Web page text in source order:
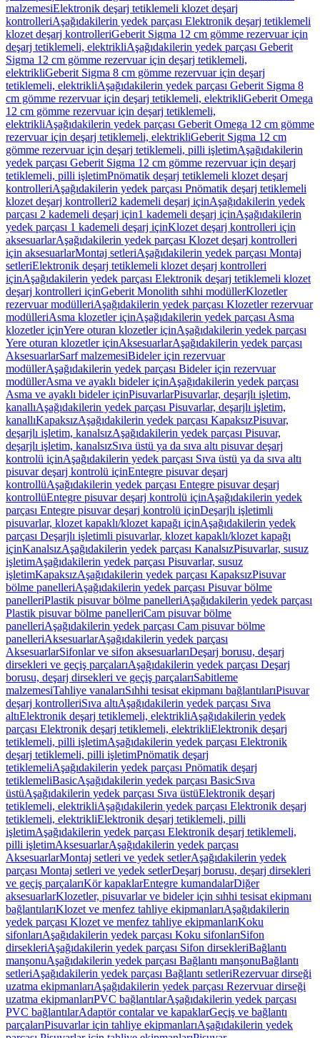
malzemesiElektronik deşarj tetiklemeli klozet deşarj
kontrolleriAşağıdakilerin yedek parçası Elektronik deşarj tetiklemeli
klozet deşarj kontrolleriGeberit Sigma 12 cm gömme rezervuar için
deşarj tetiklemeli, elektrikliAşağıdakilerin yedek parçası Geberit
Sigma 12 cm gömme rezervuar için deşarj tetiklemeli,
elektrikliGeberit Sigma 8 cm gömme rezervuar için deşarj
tetiklemeli, elektrikliAşağıdakilerin yedek parçası Geberit Sigma 8
cm gömme rezervuar için deşarj tetiklemeli, elektrikliGeberit Omega
12 cm gömme rezervuar için deşarj tetiklemeli,
elektrikliAşağıdakilerin yedek parçası Geberit Omega 12 cm gömme
rezervuar için deşarj tetiklemeli, elektrikliGeberit Sigma 12 cm
gömme rezervuar için deşarj tetiklemeli, pilli işletimAşağıdakilerin
yedek parçası Geberit Sigma 12 cm gömme rezervuar için deşarj
tetiklemeli, pilli işletimPnömatik deşarj tetiklemeli klozet deşarj
kontrolleriAşağıdakilerin yedek parçası Pnömatik deşarj tetiklemeli
klozet deşarj kontrolleri2 kademeli deşarj içinAşağıdakilerin yedek
parçası 2 kademeli deşarj için1 kademeli deşarj içinAşağıdakilerin
yedek parçası 1 kademeli deşarj içinKlozet deşarj kontrolleri için
aksesuarlarAşağıdakilerin yedek parçası Klozet deşarj kontrolleri
için aksesuarlarMontaj setleriAşağıdakilerin yedek parçası Montaj
setleriElektronik deşarj tetiklemeli klozet deşarj kontrolleri
içinAşağıdakilerin yedek parçası Elektronik deşarj tetiklemeli klozet
deşarj kontrolleri içinGeberit Monolith sıhhi modüllerKlozetler
rezervuar modülleriAşağıdakilerin yedek parçası Klozetler rezervuar
modülleriAsma klozetler içinAşağıdakilerin yedek parçası Asma
klozetler içinYere oturan klozetler içinAşağıdakilerin yedek parçası
Yere oturan klozetler içinAksesuarlarAşağıdakilerin yedek parçası
AksesuarlarSarf malzemesiBideler için rezervuar
modüllerAşağıdakilerin yedek parçası Bideler için rezervuar
modüllerAsma ve ayaklı bideler içinAşağıdakilerin yedek parçası
Asma ve ayaklı bideler içinPisuvarlarPisuvarlar, deşarjlı işletim,
kanallıAşağıdakilerin yedek parçası Pisuvarlar, deşarjlı işletim,
kanallıKapaksızAşağıdakilerin yedek parçası KapaksızPisuvar,
deşarjlı işletim, kanalsızAşağıdakilerin yedek parçası Pisuvar,
deşarjlı işletim, kanalsızSıva üstü ya da sıva altı pisuvar deşarj
kontrolü içinAşağıdakilerin yedek parçası Sıva üstü ya da sıva altı
pisuvar deşarj kontrolü içinEntegre pisuvar deşarj
kontrollüAşağıdakilerin yedek parçası Entegre pisuvar deşarj
kontrollüEntegre pisuvar deşarj kontrolü içinAşağıdakilerin yedek
parçası Entegre pisuvar deşarj kontrolü içinDeşarjlı işletimli
pisuvarlar, klozet kapaklı/klozet kapağı içinAşağıdakilerin yedek
parçası Deşarjlı işletimli pisuvarlar, klozet kapaklı/klozet kapağı
içinKanalsızAşağıdakilerin yedek parçası KanalsızPisuvarlar, susuz
işletimAşağıdakilerin yedek parçası Pisuvarlar, susuz
işletimKapaksızAşağıdakilerin yedek parçası KapaksızPisuvar
bölme panelleriAşağıdakilerin yedek parçası Pisuvar bölme
panelleriPlastik pisuvar bölme panelleriAşağıdakilerin yedek parçası
Plastik pisuvar bölme panelleriCam pisuvar bölme
panelleriAşağıdakilerin yedek parçası Cam pisuvar bölme
panelleriAksesuarlarAşağıdakilerin yedek parçası
AksesuarlarSifonlar ve sifon aksesuarlarıDeşarj borusu, deşarj
dirsekleri ve geçiş parçalarıAşağıdakilerin yedek parçası Deşarj
borusu, deşarj dirsekleri ve geçiş parçalarıSabitleme
malzemesiTahliye vanalarıSıhhi tesisat ekipmanı bağlantılarıPisuvar
deşarj kontrolleriSıva altıAşağıdakilerin yedek parçası Sıva
altıElektronik deşarj tetiklemeli, elektrikliAşağıdakilerin yedek
parçası Elektronik deşarj tetiklemeli, elektrikliElektronik deşarj
tetiklemeli, pilli işletimAşağıdakilerin yedek parçası Elektronik
deşarj tetiklemeli, pilli işletimPnömatik deşarj
tetiklemeliAşağıdakilerin yedek parçası Pnömatik deşarj
tetiklemeliBasicAşağıdakilerin yedek parçası BasicSıva
üstüAşağıdakilerin yedek parçası Sıva üstüElektronik deşarj
tetiklemeli, elektrikliAşağıdakilerin yedek parçası Elektronik deşarj
tetiklemeli, elektrikliElektronik deşarj tetiklemeli, pilli
işletimAşağıdakilerin yedek parçası Elektronik deşarj tetiklemeli,
pilli işletimAksesuarlarAşağıdakilerin yedek parçası
AksesuarlarMontaj setleri ve yedek setlerAşağıdakilerin yedek
parçası Montaj setleri ve yedek setlerDeşarj borusu, deşarj dirsekleri
ve geçiş parçalarıKör kapaklarEntegre kumandalarDiğer
aksesuarlarKlozetler, pisuvarlar ve bideler için sıhhi tesisat ekipmanı
bağlantılarıKlozet ve menfez tahliye ekipmanlarıAşağıdakilerin
yedek parçası Klozet ve menfez tahliye ekipmanlarıKoku
sifonlarıAşağıdakilerin yedek parçası Koku sifonlarıSifon
dirsekleriAşağıdakilerin yedek parçası Sifon dirsekleriBağlantı
manşonuAşağıdakilerin yedek parçası Bağlantı manşonuBağlantı
setleriAşağıdakilerin yedek parçası Bağlantı setleriRezervuar dirseği
uzatma ekipmanlarıAşağıdakilerin yedek parçası Rezervuar dirseği
uzatma ekipmanlarıPVC bağlantılarAşağıdakilerin yedek parçası
PVC bağlantılarAdaptör contalar ve kapaklarGeçiş ve bağlantı
parçalarıPisuvarlar için tahliye ekipmanlarıAşağıdakilerin yedek